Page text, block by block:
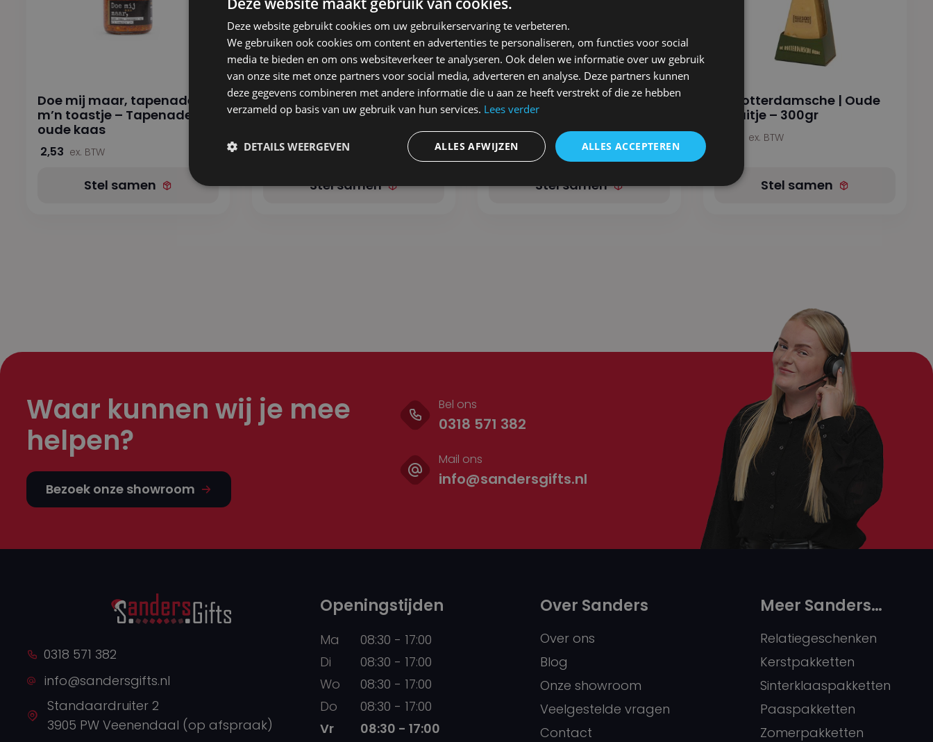
Doe mij maar, tapenade op
m’n toastje – Tapenade
oude kaas
2,53 ex. BTW
Stel samen
DREUG | Metworst Oude
Kaas
Stel samen
DREUG | Metworst Rund
Stel samen
De Rotterdamsche | Oude
Schuitje – 300gr
ex. BTW
Stel samen
Waar kunnen wij je mee
helpen?
Bezoek onze showroom
Bel ons
0318 571 382
Mail ons
info@sandersgifts.nl
0318 571 382
info@sandersgifts.nl
Standaardruiter 2
3905 PW Veenendaal (op afspraak)
Openingstijden
Ma
08:30 - 17:00
Di
08:30 - 17:00
Wo
08:30 - 17:00
Do
08:30 - 17:00
Vr
08:30 - 17:00
Over Sanders
Over ons
Blog
Onze showroom
Veelgestelde vragen
Contact
Meer Sanders…
Relatiegeschenken
Kerstpakketten
Sinterklaaspakketten
Paaspakketten
Zomerpakketten
Deze website gebruikt cookies om uw gebruikerservaring te verbeteren.
We gebruiken ook cookies om content en advertenties te personaliseren, om functies voor social
media te bieden en om ons websiteverkeer te analyseren. Ook delen we informatie over uw gebruik
van onze site met onze partners voor social media, adverteren en analyse. Deze partners kunnen
deze gegevens combineren met andere informatie die u aan ze heeft verstrekt of die ze hebben
verzameld op basis van uw gebruik van hun services. Lees verder
ALLES ACCEPTEREN
ALLES AFWIJZEN
DETAILS WEERGEVEN